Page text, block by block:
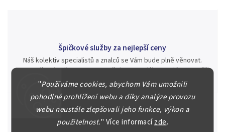
"Používáme cookies, abychom Vám umožnili
pohodlné prohlížení webu a díky analýze provozu
webu neustále zlepšovali jeho funkce, výkon a
použitelnost." Více informacízde.
Špičkové služby za nejlepší ceny
Náš kolektiv specialistů a znalců se Vám bude plně věnovat.
Posoudíme kvalitu a pravost Vašeho materiálu, prodáme v naší
aukci nebo Vám poradíme kam investovat.